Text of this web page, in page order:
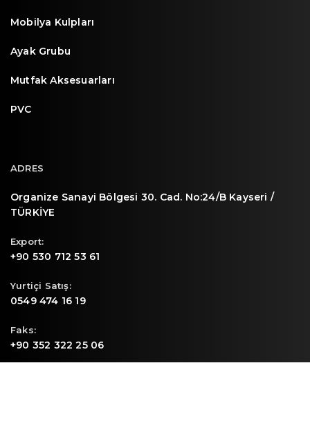
Mobilya Kulpları
Ayak Grubu
Mutfak Aksesuarları
PVC
ADRES
Organize Sanayi Bölgesi 30. Cad. No:24/B Kayseri /
TÜRKİYE
Export:
+90 530 712 53 61
Yurtiçi Satış:
0549 474 16 19
Faks:
+90 352 322 25 06